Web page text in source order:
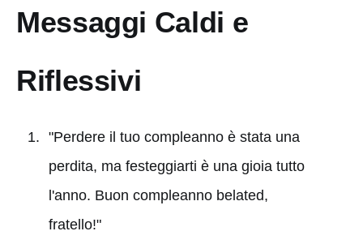
Messaggi Caldi e
Riflessivi
"Perdere il tuo compleanno è stata una
perdita, ma festeggiarti è una gioia tutto
l'anno. Buon compleanno belated,
fratello!"